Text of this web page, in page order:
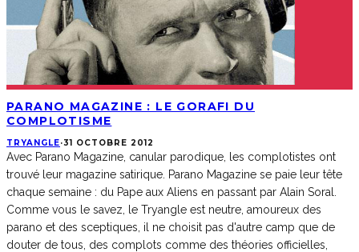
PARANO MAGAZINE : LE GORAFI DU
COMPLOTISME
TRYANGLE·31 OCTOBRE 2012
Avec Parano Magazine, canular parodique, les complotistes ont
trouvé leur magazine satirique. Parano Magazine se paie leur tête
chaque semaine : du Pape aux Aliens en passant par Alain Soral.
Comme vous le savez, le Tryangle est neutre, amoureux des
parano et des sceptiques, il ne choisit pas d'autre camp que de
douter de tous, des complots comme des théories officielles,